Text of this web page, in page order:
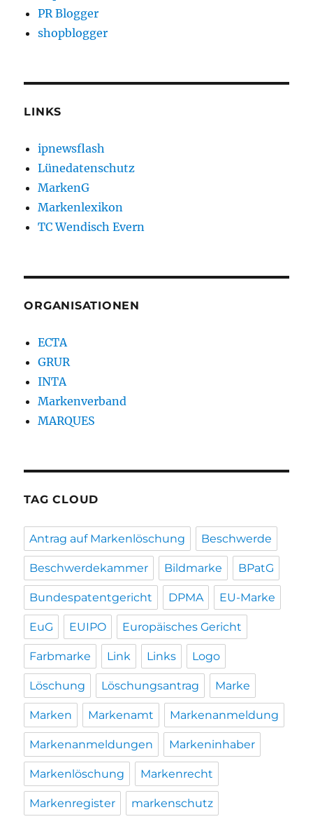
PR Blogger
shopblogger
LINKS
ipnewsflash
Lünedatenschutz
MarkenG
Markenlexikon
TC Wendisch Evern
ORGANISATIONEN
ECTA
GRUR
INTA
Markenverband
MARQUES
TAG CLOUD
Antrag auf Markenlöschung Beschwerde
Beschwerdekammer Bildmarke BPatG
Bundespatentgericht DPMA EU-Marke
EuG EUIPO Europäisches Gericht
Farbmarke Link Links Logo
Löschung Löschungsantrag Marke
Marken Markenamt Markenanmeldung
Markenanmeldungen Markeninhaber
Markenlöschung Markenrecht
Markenregister markenschutz